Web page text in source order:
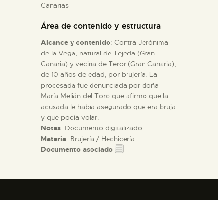
ESPAÑOL
Canarias
Área de contenido y estructura
Alcance y contenido: Contra Jerónima
de la Vega, natural de Tejeda (Gran
Canaria) y vecina de Teror (Gran Canaria),
de 10 años de edad, por brujería. La
procesada fue denunciada por doña
María Melián del Toro que afirmó que la
acusada le había asegurado que era bruja
y que podía volar.
Notas: Documento digitalizado.
Materia: Brujería / Hechicería
Documento asociado